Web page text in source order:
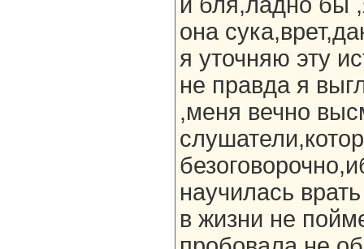
она
я уточняю эту
не правда я
,меня вечно
научилась
в жизни не